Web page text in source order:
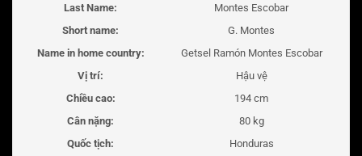
Last Name:
Montes Escobar
Short name:
G. Montes
Name in home country:
Getsel Ramón Montes Escobar
Vị trí:
Hậu vệ
Chiều cao:
194 cm
Cân nặng:
80 kg
Quốc tịch:
Honduras